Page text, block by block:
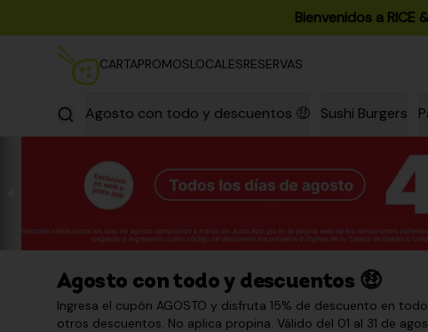
Bienvenidos a
CARTAPROMOSLOCALESRESERVAS
Agosto con todo y descuentos 🤑 Sushi Burgers
Agosto con todo y descuentos 🤑
Ingresa el cupón AGOSTO y disfruta 15% de descuento en
otros descuentos. No aplica propina. Válido del 01 al 31 de